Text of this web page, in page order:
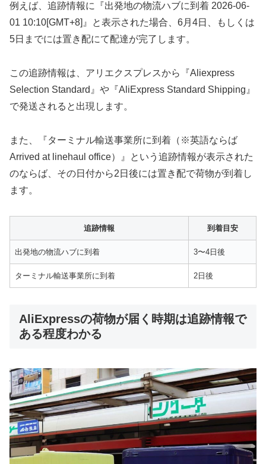
例えば、追跡情報に『出発地の物流ハブに到着 2026-06-
01 10:10[GMT+8]』と表示された場合、6月4日、もしくは
5日までには置き配にて配達が完了します。
この追跡情報は、アリエクスプレスから『Aliexpress
Selection Standard』や『AliExpress Standard Shipping』
で発送されると出現します。
また、『ターミナル輸送事業所に到着（※英語ならば
Arrived at linehaul office）』という追跡情報が表示された
のならば、その日付から2日後には置き配で荷物が到着し
ます。
追跡情報 到着目安
出発地の物流ハブに到着 3〜4日後
ターミナル輸送事業所に到着 2日後
AliExpressの荷物が届く時期は追跡情報で
ある程度わかる